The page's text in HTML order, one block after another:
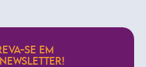
SE EM